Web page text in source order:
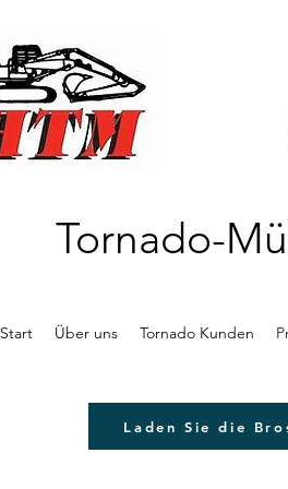
Tornado-
Start Über uns Tornado Kunden
Laden Sie die